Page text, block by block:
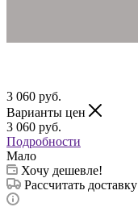
3 060 руб.
Варианты цен
3 060 руб.
Подробности
Мало
Хочу дешевле!
Рассчитать доставку